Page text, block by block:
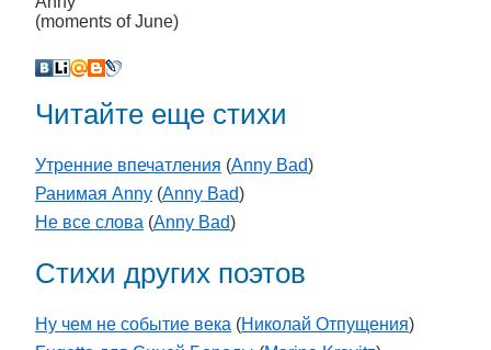
(moments of June)
Читайте еще стихи
Утренние впечатления (Anny Bad)
Ранимая Anny (Anny Bad)
Не все слова (Anny Bad)
Стихи других поэтов
Ну чем не событие века (Николай Отпущения)